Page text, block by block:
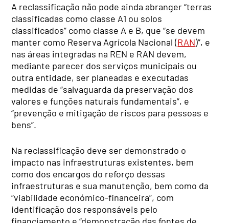
A reclassificação não pode ainda abranger “terras
classificadas como classe A1 ou solos
classificados” como classe A e B, que “se devem
manter como Reserva Agrícola Nacional (RAN)”, e
nas áreas integradas na REN e RAN devem,
mediante parecer dos serviços municipais ou
outra entidade, ser planeadas e executadas
medidas de “salvaguarda da preservação dos
valores e funções naturais fundamentais”, e
“prevenção e mitigação de riscos para pessoas e
bens”.
Na reclassificação deve ser demonstrado o
impacto nas infraestruturas existentes, bem
como dos encargos do reforço dessas
infraestruturas e sua manutenção, bem como da
“viabilidade económico-financeira”, com
identificação dos responsáveis pelo